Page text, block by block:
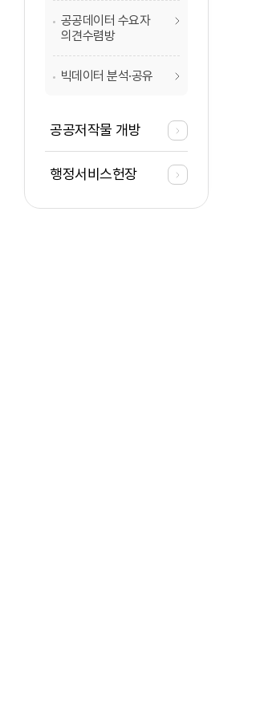
공공데이터 수요자
의견수렴방
빅데이터 분석·공유
공공저작물 개방
행정서비스헌장